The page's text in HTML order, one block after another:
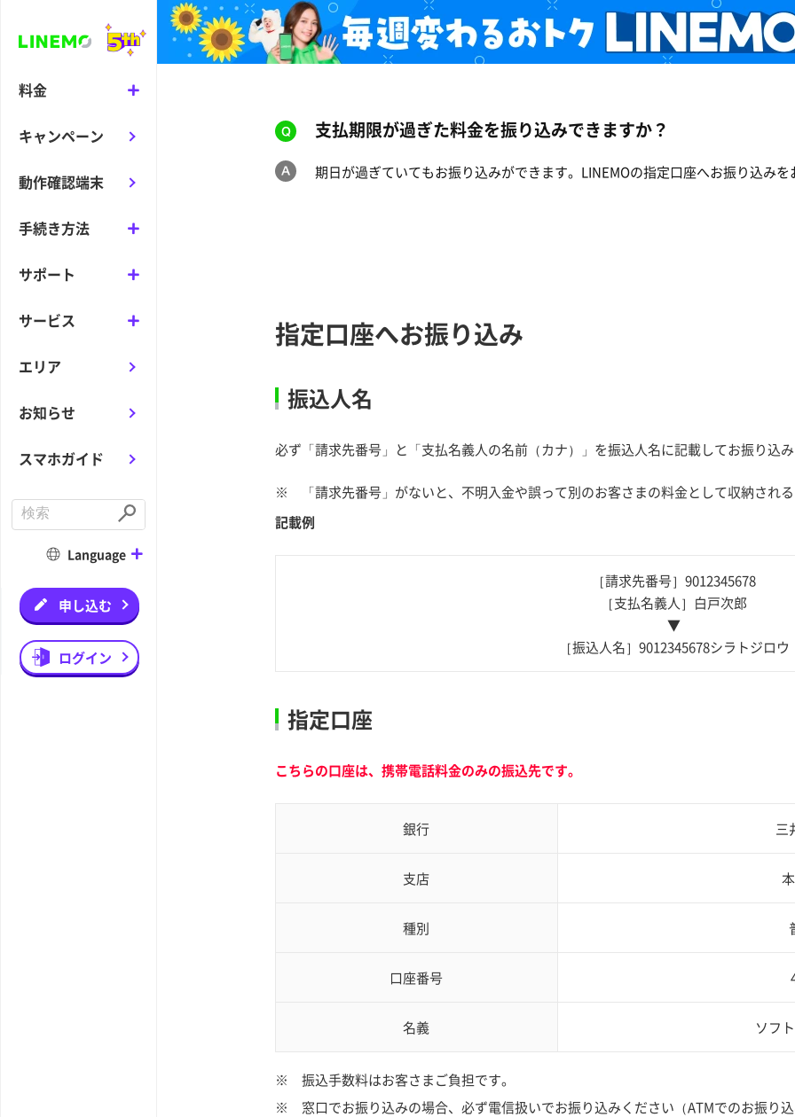
料金
キャンペーン
動作確認端末
手続き方法
サポート
サービス
エリア
お知らせ
スマホガイド
n
S
u
m
t
Language
申し込む
ログイン
支払期限が過ぎた料金を振り込みできますか？
期日が過ぎていてもお振り込みができます。LINEMOの指定口座へお振り込みを
指定口座へお振り込み
振込人名
必ず「請求先番号」と「支払名義人の名前（カナ）」を振込人名に記載してお振り込み
※
「請求先番号」がないと、不明入金や誤って別のお客さまの料金として収納される
記載例
［請求先番号］9012345678
［支払名義人］白戸次郎
▼
［振込人名］9012345678シラトジロウ
指定口座
こちらの口座は、携帯電話料金のみの振込先です。
銀行 三
支店
種別
口座番号
名義 ソフ
※
振込手数料はお客さまご負担です。
※
窓口でお振り込みの場合、必ず電信扱いでお振り込みください（ATMでのお振り